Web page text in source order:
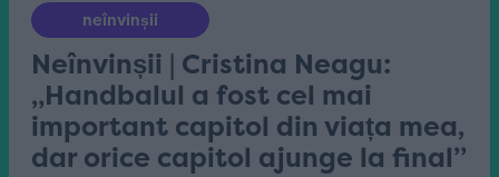
neînvinșii
Neînvinșii | Cristina Neagu:
„Handbalul a fost cel mai
important capitol din viața mea,
dar orice capitol ajunge la final”